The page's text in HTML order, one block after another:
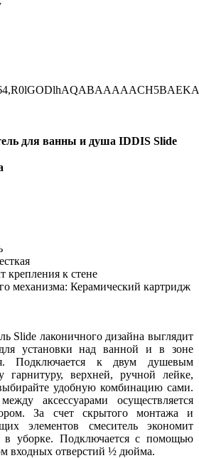
для ванны и душа IDDIS Slide
крепления к стене
механизма: Керамический картридж
Slide лаконичного дизайна выглядит
установки над ванной и в зоне
Подключается к двум душевым
гарнитуру, верхней, ручной лейке,
удобную комбинацию сами.
аксессуарами осуществляется
За счет скрытого монтажа и
элементов смеситель экономит
в уборке. Подключается с помощью
входных отверстий ½ дюйма.